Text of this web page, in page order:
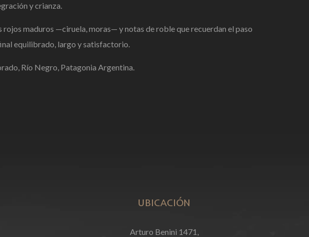
y crianza.
maduros —ciruela, moras— y notas de roble que recuerdan el paso
equilibrado, largo y satisfactorio.
Río Negro, Patagonia Argentina.
UBICACIÓN
Arturo Benini 1471,